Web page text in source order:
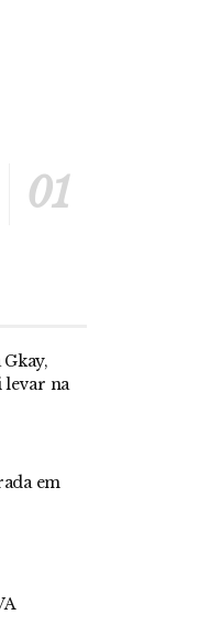
levar na
em